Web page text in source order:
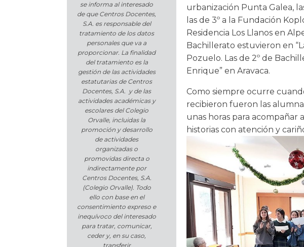
se informa al interesado
de que Centros Docentes,
S.A. es responsable del
tratamiento de los datos
personales que va a
proporcionar. La finalidad
del tratamiento es la
gestión de las actividades
estatutarias de Centros
Docentes, S.A. y de las
actividades académicas y
escolares del Colegio
Orvalle, incluidas la
promoción y desarrollo
de actividades
organizadas o
promovidas directa o
indirectamente por
Centros Docentes, S.A.
(Colegio Orvalle). Todo
ello con base en el
consentimiento expreso e
inequívoco del interesado
para tratar, comunicar,
ceder y, en su caso,
transferir
urbanización Punta Galea,
las de 3º a la Fundación
Residencia Los Llanos en
Bachillerato estuvieron en
Pozuelo. Las de 2º de
Enrique” en Aravaca.
Como siempre ocurre
recibieron fueron las
unas horas para acompañar
historias con atención y